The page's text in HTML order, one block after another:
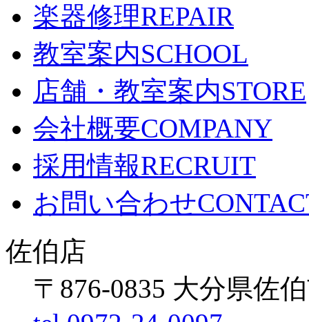
楽器修理REPAIR
教室案内SCHOOL
店舗・教室案内STORE
会社概要COMPANY
採用情報RECRUIT
お問い合わせ
佐伯店
〒876-0835 大分県佐